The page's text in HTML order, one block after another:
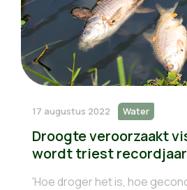
17 augustus 2022 Water
Droogte veroorzaakt
wordt triest recordjaar
'Hoe droger het is, hoe